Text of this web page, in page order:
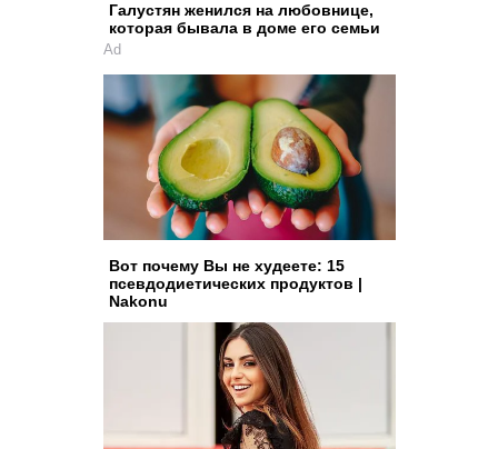
Галустян женился на любовнице,
которая бывала в доме его семьи
Ad
Вот почему Вы не худеете: 15
псевдодиетических продуктов |
Nakonu